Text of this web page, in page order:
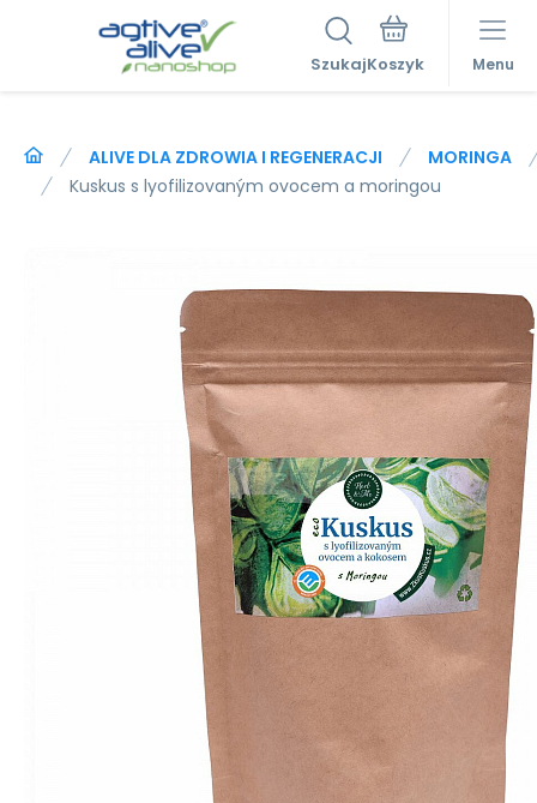
Szukaj Menu
ALIVE DLA ZDROWIA I REGENERACJI
MORINGA
Kuskus s lyofilizovaným ovocem a moringou